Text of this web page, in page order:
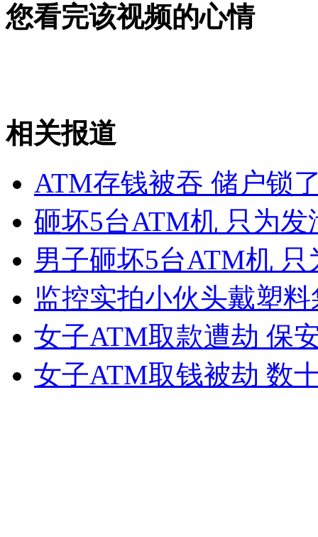
瓶装饮料爆炸致男子手筋断裂
山西运城恶犬咬伤多人 警民合力深夜将其击毙
女孩北京地铁殴打老人 痛下狠手拳打脚踢
无痛分娩是否安全 医生回应
外交部：反对强权政治霸凌主义
您看完该视频的心情
相关报道
ATM存钱被吞 储户锁
砸坏5台ATM机 只为发
男子砸坏5台ATM机
监控实拍小伙头戴塑
女子ATM取款遭劫 保
女子ATM取钱被劫 数